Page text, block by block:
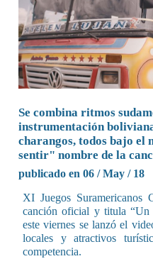
Se combina ritmos
instrumentación
charangos, todos bajo el
sentir" nombre de la
publicado en 06 / May / 18
XI Juegos Suramericanos
canción oficial y titula “Un
este viernes se lanzó el
locales y atractivos
competencia.